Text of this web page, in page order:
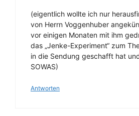
(eigentlich wollte ich nur
von Herrn Voggenhuber
vor einigen Monaten mit ihm
das „Jenke-Experiment“ zum
in die Sendung geschafft hat
SOWAS)
Antworten